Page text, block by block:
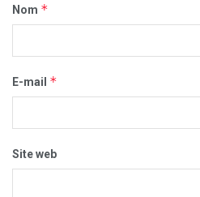
Nom *
E-mail *
Site web